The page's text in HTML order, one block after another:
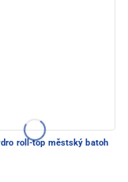
roll-top městský batoh